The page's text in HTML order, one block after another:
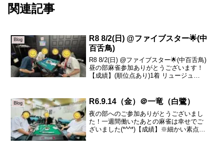
関連記事
Blog
R8 8/2(日) @ファイブスター🌟(中
百舌鳥)
R8 8/2(日) @ファイブスター🌟(中百舌鳥)
昼の部麻雀参加ありがとうございます！
【成績】(順位点あり)1着 リュージュ
ッ...
Blog R6.9.14（金）＠一竜（白鷺）
夜の部へのご参加ありがとうございまし
た！一週間働いたあとの麻雀は幸せでご
ざいました(*^^*)【成績】※細かい素点は